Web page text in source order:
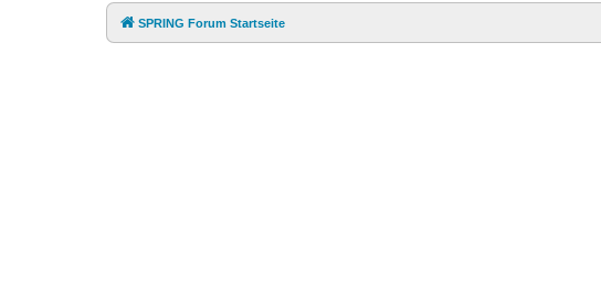
SPRING Forum Startseite